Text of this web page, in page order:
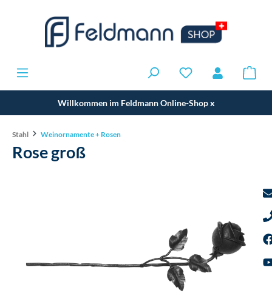
Willkommen im Feldmann Online-Shopx
Stahl Weinornamente + Rosen
Rose groß